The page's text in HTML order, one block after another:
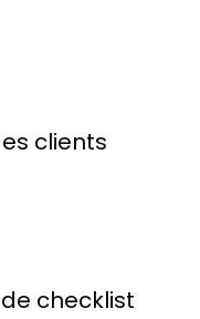
clients
checklist